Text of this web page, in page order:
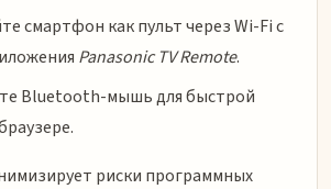
смартфон как пульт через Wi-Fi с
Panasonic TV Remote.
Bluetooth-мышь для быстрой
риски программных